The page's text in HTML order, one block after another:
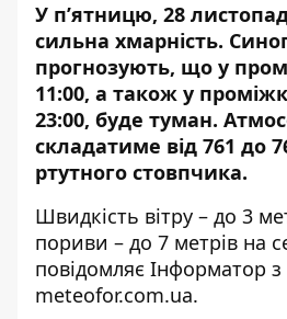
У п’ятницю, 28
сильна хмарність.
прогнозують, що у
11:00, а також у
23:00, буде туман.
складатиме від 761 до
ртутного стовпчика.
Швидкість вітру – до 3
пориви – до 7 метрів на
повідомляє Інформатор
meteofor.com.ua.